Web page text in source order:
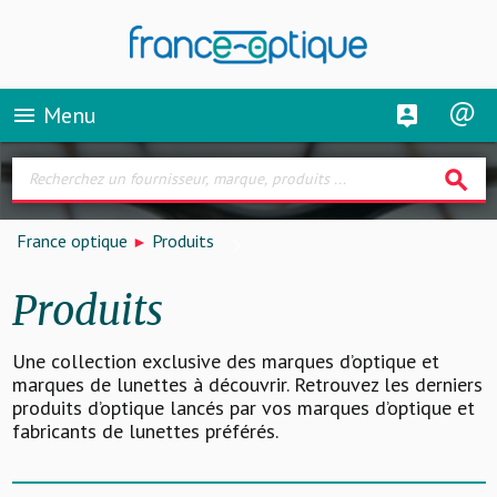
menu Menu
search
France optique Produits
Produits
Une collection exclusive des marques d’optique et
marques de lunettes à découvrir. Retrouvez les derniers
produits d’optique lancés par vos marques d’optique et
fabricants de lunettes préférés.